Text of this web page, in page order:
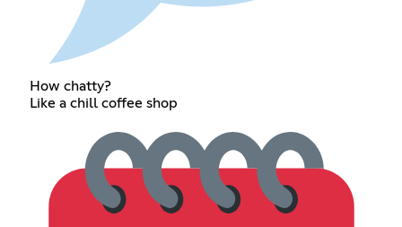
How chatty?
Like a chill coffee shop